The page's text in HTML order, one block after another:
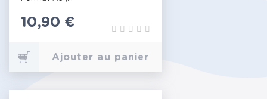
Prix
10,90 €
Ajouter au panier